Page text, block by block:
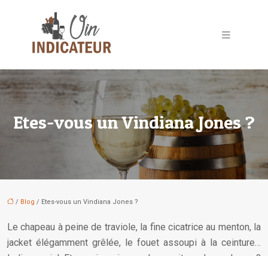
Etes-vous un Vindiana Jones ?
/ Blog / Etes-vous un Vindiana Jones ?
Le chapeau à peine de traviole, la fine cicatrice au menton, la
jacket élégamment grêlée, le fouet assoupi à la ceinture…